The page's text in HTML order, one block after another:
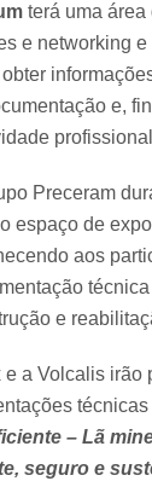
terá uma
e networking
e,
Preceram
espaço de
aos
e
e a Volcalis irão
técnicas
– Lã
seguro e